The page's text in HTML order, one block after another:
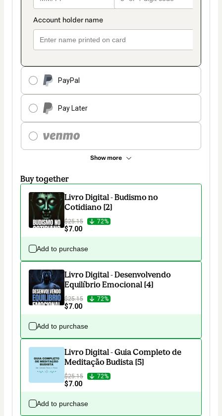
PayPal
Pay Later
Show more
Buy together
Livro Digital - Budismo no
Cotidiano [2]
$25.15 72%
$7.00
Add to purchase
Livro Digital - Desenvolvendo
Equilíbrio Emocional [4]
$25.15 72%
$7.00
Add to purchase
Livro Digital - Guia Completo de
Meditação Budista [5]
$25.15 72%
$7.00
Add to purchase